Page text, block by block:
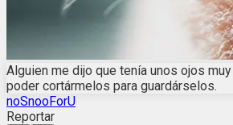
Alguien me dijo que tenía unos ojos
poder cortármelos para guardárselos.
noSnooForU
Reportar